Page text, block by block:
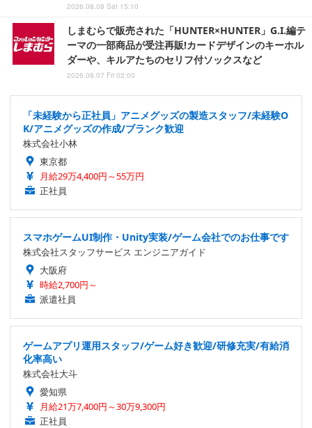
2026.08.08 Sat 15:10
しまむらで販売された「HUNTER×HUNTER」G.I.編テ
ーマの一部商品が受注再販!カードデザインのキーホル
ダーや、キルアたちのセリフ付ソックスなど
2026.08.07 Fri 02:00
「未経験から正社員」アニメグッズの製造スタッフ/未経験O
K/アニメグッズの作成/ブランク歓迎
株式会社小林
東京都
月給29万4,400円～55万円
正社員
スマホゲームUI制作・Unity実装/ゲーム会社でのお仕事です
株式会社スタッフサービス エンジニアガイド
大阪府
時給2,700円～
派遣社員
ゲームアプリ運用スタッフ/ゲーム好き歓迎/研修充実/有給消
化率高い
株式会社大斗
愛知県
月給21万7,400円～30万9,300円
正社員